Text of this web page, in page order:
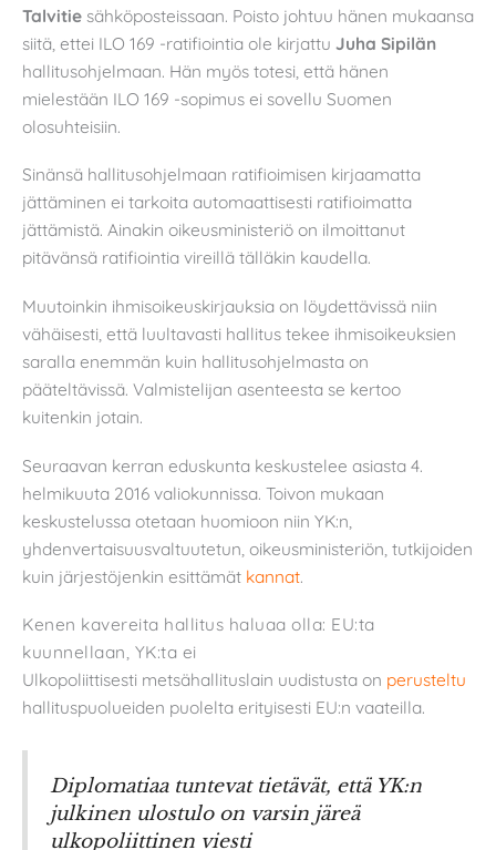
Talvitie sähköposteissaan. Poisto johtuu hänen mukaansa
siitä, ettei ILO 169 -ratifiointia ole kirjattu Juha Sipilän
hallitusohjelmaan. Hän myös totesi, että hänen
mielestään ILO 169 -sopimus ei sovellu Suomen
olosuhteisiin.
Sinänsä hallitusohjelmaan ratifioimisen kirjaamatta
jättäminen ei tarkoita automaattisesti ratifioimatta
jättämistä. Ainakin oikeusministeriö on ilmoittanut
pitävänsä ratifiointia vireillä tälläkin kaudella.
Muutoinkin ihmisoikeuskirjauksia on löydettävissä niin
vähäisesti, että luultavasti hallitus tekee ihmisoikeuksien
saralla enemmän kuin hallitusohjelmasta on
pääteltävissä. Valmistelijan asenteesta se kertoo
kuitenkin jotain.
Seuraavan kerran eduskunta keskustelee asiasta 4.
helmikuuta 2016 valiokunnissa. Toivon mukaan
keskustelussa otetaan huomioon niin YK:n,
yhdenvertaisuusvaltuutetun, oikeusministeriön, tutkijoiden
kuin järjestöjenkin esittämät kannat.
Kenen kavereita hallitus haluaa olla: EU:ta
kuunnellaan, YK:ta ei
Ulkopoliittisesti metsähallituslain uudistusta on perusteltu
hallituspuolueiden puolelta erityisesti EU:n vaateilla.
Diplomatiaa tuntevat tietävät, että YK:n
julkinen ulostulo on varsin järeä
ulkopoliittinen viesti